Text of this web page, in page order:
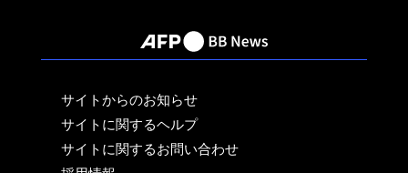
サイトからのお知らせ
サイトに関するヘルプ
サイトに関するお問い合わせ